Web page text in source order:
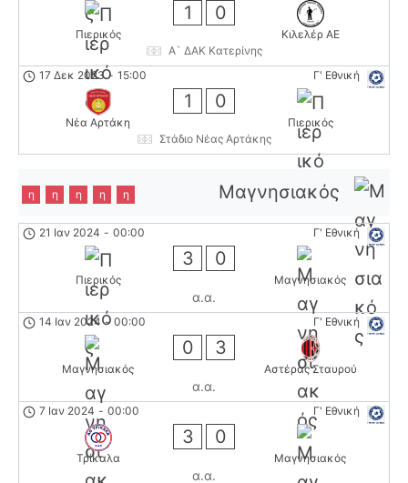
Πιερικός
1 0
Κιλελέρ ΑΕ
Α` ΔΑΚ Κατερίνης
Γ' Εθνική
17 Δεκ 2023 - 15:00
Νέα Αρτάκη
1 0
Πιερικός
Στάδιο Νέας Αρτάκης
Μαγνησιακός
η η η η η
Γ' Εθνική
21 Ιαν 2024 - 00:00
Πιερικός
3 0
Μαγνησιακός
α.α.
Γ' Εθνική
14 Ιαν 2024 - 00:00
Μαγνησιακός
0 3
Αστέρας Σταυρού
α.α.
Γ' Εθνική
7 Ιαν 2024 - 00:00
Τρίκαλα
3 0
Μαγνησιακός
α.α.